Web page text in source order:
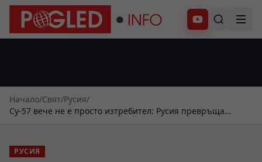
Абонирай се
Начало/Свят/Русия/
Су-57 вече не е просто изтребител: Русия превръща
РУСИЯ